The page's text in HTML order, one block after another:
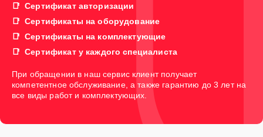
Сертификат авторизации
Сертификаты на оборудование
Сертификаты на комплектующие
Сертификат у каждого специалиста
При обращении в наш сервис клиент получает
компетентное обслуживание, а также гарантию до 3 лет на
все виды работ и комплектующих.